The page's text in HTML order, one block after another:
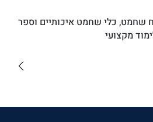
שחמט, כלי שחמט איכותיים וספר
מקצועי